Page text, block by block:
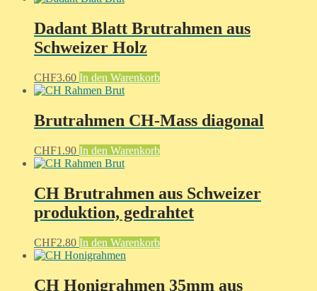
Dadant Blatt Brutrahmen aus
Schweizer Holz
CHF3.60 In den Warenkorb
Brutrahmen CH-Mass diagonal
CHF1.90 In den Warenkorb
CH Brutrahmen aus Schweizer
produktion, gedrahtet
CHF2.80 In den Warenkorb
CH Honigrahmen 35mm aus